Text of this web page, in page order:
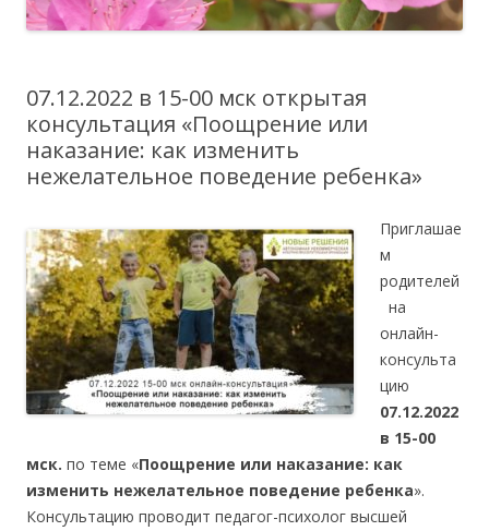
07.12.2022 в 15-00 мск открытая
консультация «Поощрение или
наказание: как изменить
нежелательное поведение ребенка»
Приглашае
м
родителей
на
онлайн-
консульта
цию
07.12.2022
в 15-00
мск. по теме «Поощрение или наказание: как
изменить нежелательное поведение ребенка».
Консультацию проводит педагог-психолог высшей